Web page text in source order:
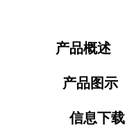
产品概述
产品图示
信息下载